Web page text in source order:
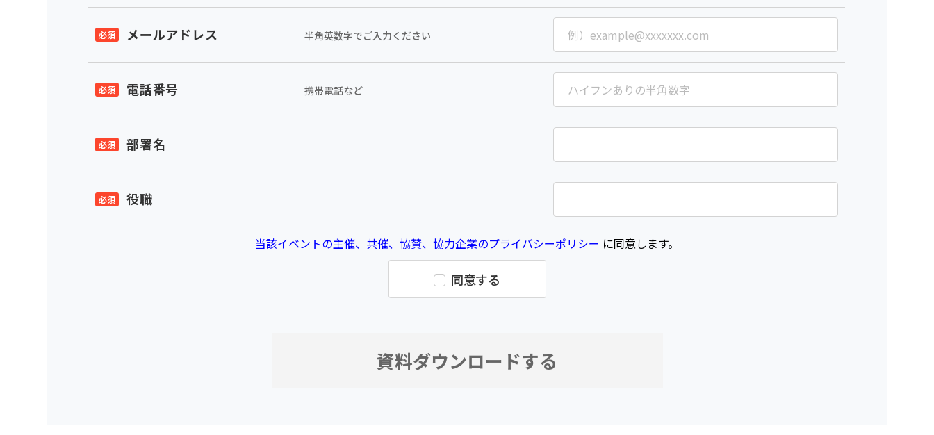
メールアドレス 半角英数字でご入力ください
電話番号 携帯電話など
部署名
役職
当該イベントの主催、共催、協賛、協力企業のプライバシーポリシー に同意します。
同意する